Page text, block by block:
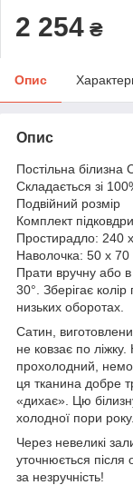
2 254 ₴
Опис
Опис
Постільна білизна
Складається зі
Подвійний розмір
Комплект
Простирадло: 240
Наволочка: 50 x
Прати вручну або
30°. Зберігає
низьких оборотах.
Сатин,
не ковзає по
прохолодний,
ця тканина добре
«дихає». Цю
холодної пори року.
Через невеликі
уточнюється
за незручність!